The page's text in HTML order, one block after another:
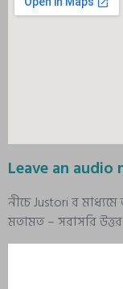
Leave an audio
নীচে Justori র
মতামত – সরাসরি